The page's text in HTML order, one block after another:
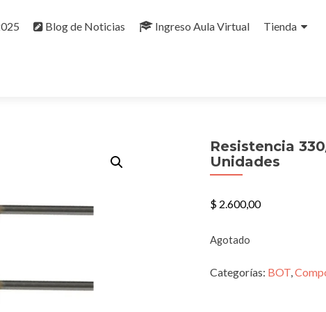
Blog de Noticias Ingreso Aula Virtual
Tienda
Resistencia
Unidades
$2.600,00
Agotado
Categorías: BOT,